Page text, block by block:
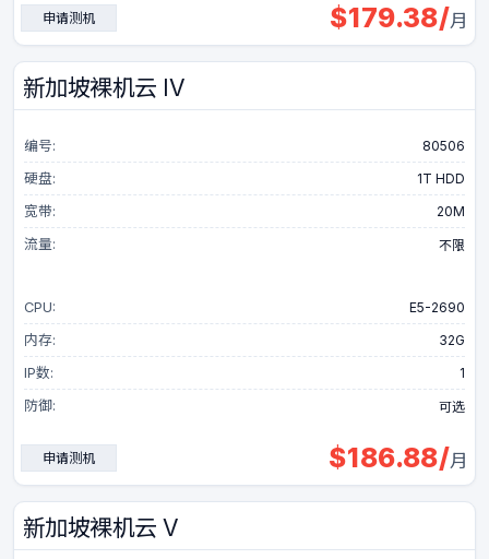
申请测机 $179.38/月
新加坡裸机云 IV
编号:
80506
硬盘:
1T HDD
宽带:
20M
流量:
不限
CPU:
E5-2690
内存:
32G
IP数:
1
防御:
可选
申请测机 $186.88/月
新加坡裸机云 V